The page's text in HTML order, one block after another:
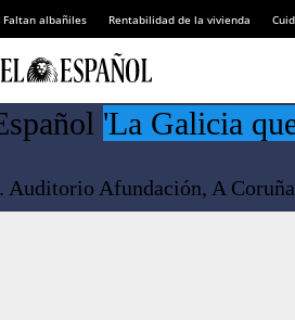
Faltan albañiles Rentabilidad de la vivienda
'La Galicia
Auditorio Afundación, A Coruña